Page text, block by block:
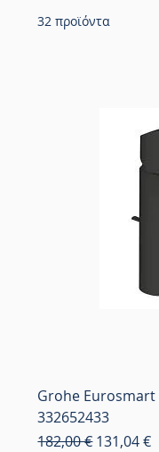
32 προϊόντα
Grohe Eurosmart
332652433
Κανονική τιμή
182,00 € Τιμή
131,04 €